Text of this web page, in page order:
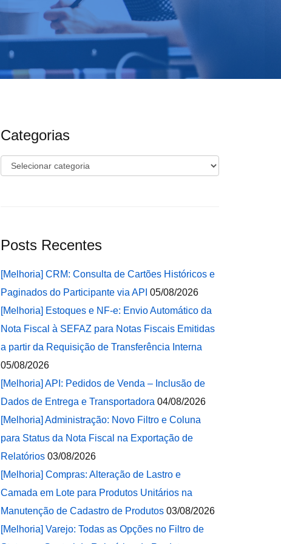
Categorias
Categorias
Posts Recentes
[Melhoria] CRM: Consulta de Cartões Históricos e
Paginados do Participante via API 05/08/2026
[Melhoria] Estoques e NF-e: Envio Automático da
Nota Fiscal à SEFAZ para Notas Fiscais Emitidas
a partir da Requisição de Transferência Interna
05/08/2026
[Melhoria] API: Pedidos de Venda – Inclusão de
Dados de Entrega e Transportadora 04/08/2026
[Melhoria] Administração: Novo Filtro e Coluna
para Status da Nota Fiscal na Exportação de
Relatórios 03/08/2026
[Melhoria] Compras: Alteração de Lastro e
Camada em Lote para Produtos Unitários na
Manutenção de Cadastro de Produtos 03/08/2026
[Melhoria] Varejo: Todas as Opções no Filtro de